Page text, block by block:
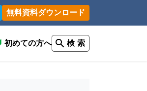
無料資料ダウンロード
初めての方へ 検 索